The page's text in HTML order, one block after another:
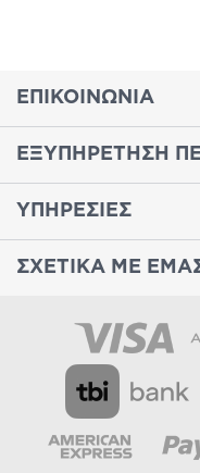
ΕΠΙΚΟΙΝΩΝΙΑ
ΕΞΥΠΗΡΕΤΗΣΗ
ΥΠΗΡΕΣΙΕΣ
ΣΧΕΤΙΚΑ ΜΕ